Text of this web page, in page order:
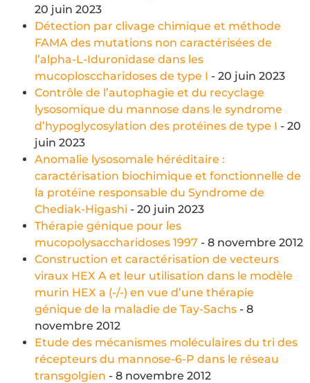
20 juin 2023
Détection par clivage chimique et méthode
FAMA des mutations non caractérisées de
l’alpha-L-Iduronidase dans les
mucoplosccharidoses de type I - 20 juin 2023
Contrôle de l’autophagie et du recyclage
lysosomique du mannose dans le syndrome
d’hypoglycosylation des protéïnes de type I - 20
juin 2023
Anomalie lysosomale héréditaire :
caractérisation biochimique et fonctionnelle de
la protéïne responsable du Syndrome de
Chediak-Higashi - 20 juin 2023
Thérapie génique pour les
mucopolysaccharidoses 1997 - 8 novembre 2012
Construction et caractérisation de vecteurs
viraux HEX A et leur utilisation dans le modèle
murin HEX a (-/-) en vue d’une thérapie
génique de la maladie de Tay-Sachs - 8
novembre 2012
Etude des mécanismes moléculaires du tri des
récepteurs du mannose-6-P dans le réseau
transgolgien - 8 novembre 2012